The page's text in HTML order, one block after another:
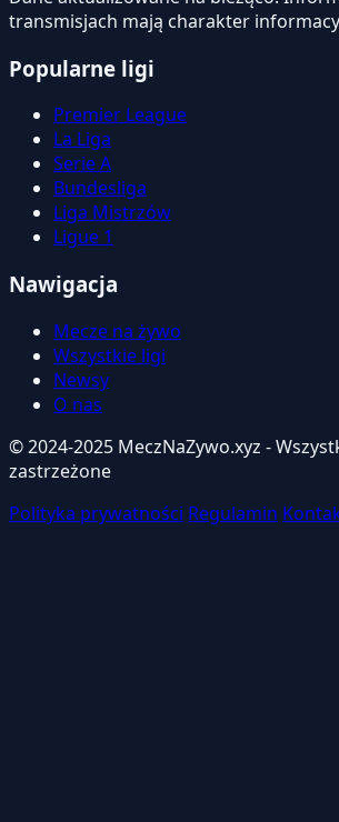
transmisjach mają charakter
Popularne ligi
Premier League
La Liga
Serie A
Bundesliga
Liga Mistrzów
Ligue 1
Nawigacja
Mecze na żywo
Wszystkie ligi
Newsy
O nas
© 2024-2025 MeczNaZywo.xyz -
zastrzeżone
Polityka prywatności Regulamin